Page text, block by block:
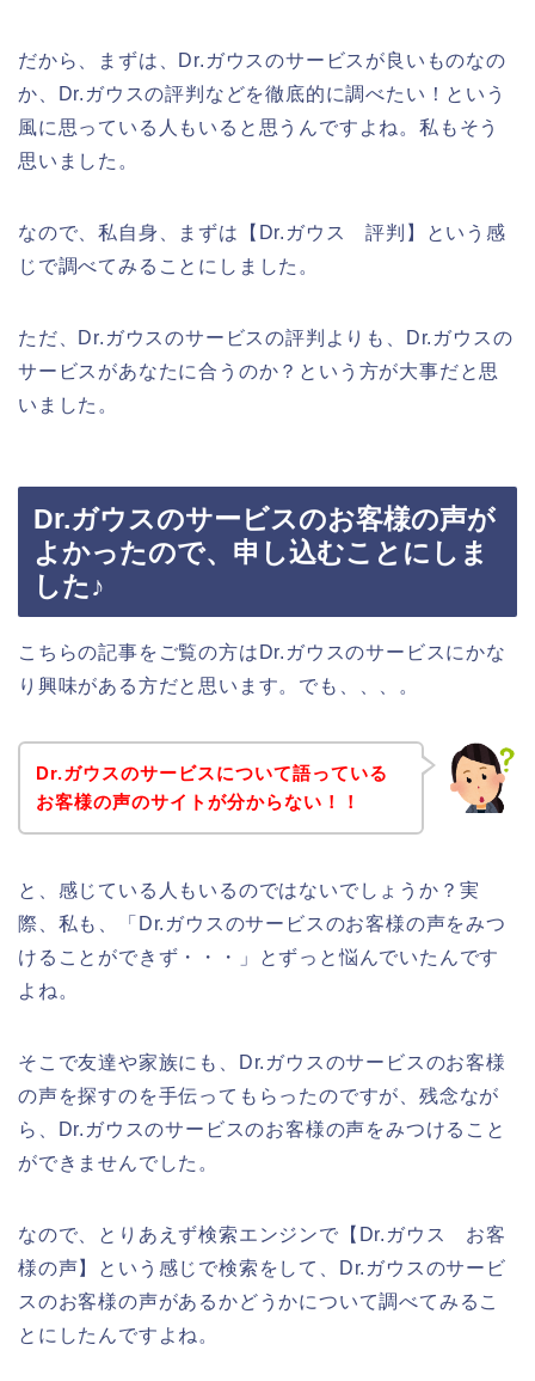
だから、まずは、Dr.ガウスのサービスが良いものなの
か、Dr.ガウスの評判などを徹底的に調べたい！という
風に思っている人もいると思うんですよね。私もそう
思いました。
なので、私自身、まずは【Dr.ガウス 評判】という感
じで調べてみることにしました。
ただ、Dr.ガウスのサービスの評判よりも、Dr.ガウスの
サービスがあなたに合うのか？という方が大事だと思
いました。
Dr.ガウスのサービスのお客様の声が
よかったので、申し込むことにしま
した♪
こちらの記事をご覧の方はDr.ガウスのサービスにかな
り興味がある方だと思います。でも、、、。
Dr.ガウスのサービスについて語っている
お客様の声のサイトが分からない！！
と、感じている人もいるのではないでしょうか？実
際、私も、「Dr.ガウスのサービスのお客様の声をみつ
けることができず・・・」とずっと悩んでいたんです
よね。
そこで友達や家族にも、Dr.ガウスのサービスのお客様
の声を探すのを手伝ってもらったのですが、残念なが
ら、Dr.ガウスのサービスのお客様の声をみつけること
ができませんでした。
なので、とりあえず検索エンジンで【Dr.ガウス お客
様の声】という感じで検索をして、Dr.ガウスのサービ
スのお客様の声があるかどうかについて調べてみるこ
とにしたんですよね。